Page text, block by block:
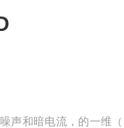
声和暗电流，的一维